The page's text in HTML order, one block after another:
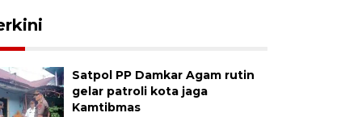
Satpol PP Damkar Agam rutin
gelar patroli kota jaga
Kamtibmas